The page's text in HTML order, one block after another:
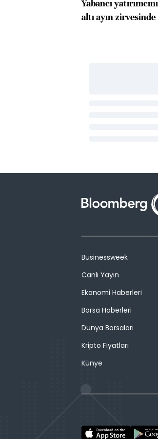
Yabancı
altı ayın zirvesinde
Businessweek
Canlı Yayın
Ekonomi Haberleri
Borsa Haberleri
Dünya Borsaları
Kripto Fiyatları
Künye